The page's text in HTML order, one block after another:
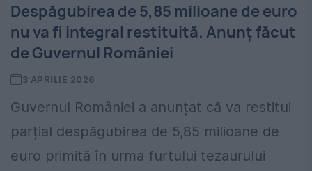
Despăgubirea de 5,85 milioane de euro
nu va fi integral restituită. Anunț făcut
de Guvernul României
3 APRILIE 2026
Guvernul României a anunțat că va restitui
parțial despăgubirea de 5,85 milioane de
euro primită în urma furtului tezaurului